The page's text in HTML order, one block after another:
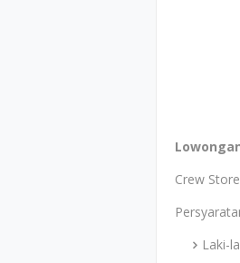
Crew Store
Laki-